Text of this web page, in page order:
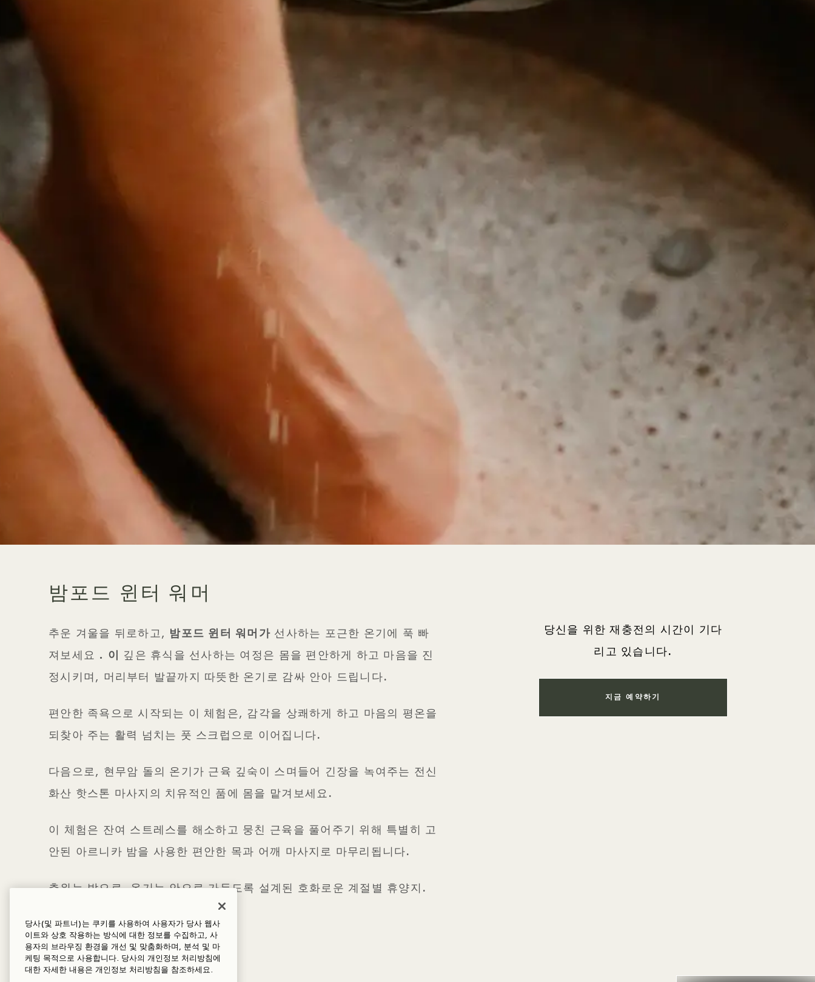
밤포드 윈터 워머
추운 겨울을 뒤로하고, 밤포드 윈터 워머가 선사하는 포근한 온기에 푹 빠
져보세요 . 이 깊은 휴식을 선사하는 여정은 몸을 편안하게 하고 마음을 진
정시키며, 머리부터 발끝까지 따뜻한 온기로 감싸 안아 드립니다.
편안한 족욕으로 시작되는 이 체험은, 감각을 상쾌하게 하고 마음의 평온을
되찾아 주는 활력 넘치는 풋 스크럽으로 이어집니다.
다음으로, 현무암 돌의 온기가 근육 깊숙이 스며들어 긴장을 녹여주는 전신
화산 핫스톤 마사지의 치유적인 품에 몸을 맡겨보세요.
이 체험은 잔여 스트레스를 해소하고 뭉친 근육을 풀어주기 위해 특별히 고
안된 아르니카 밤을 사용한 편안한 목과 어깨 마사지로 마무리됩니다.
추위는 밖으로, 온기는 안으로 가두도록 설계된 호화로운 계절별 휴양지.
1.5시간 | 290달러
세부 사항
당신을 위한 재충전의 시간이 기다
리고 있습니다.
지금 예약하기
당사(및 파트너)는 쿠키를 사용하여 사용자가 당사 웹사
이트와 상호 작용하는 방식에 대한 정보를 수집하고, 사
용자의 브라우징 환경을 개선 및 맞춤화하며, 분석 및 마
케팅 목적으로 사용합니다. 당사의 개인정보 처리방침에
대한 자세한 내용은 개인정보 처리방침을 참조하세요.